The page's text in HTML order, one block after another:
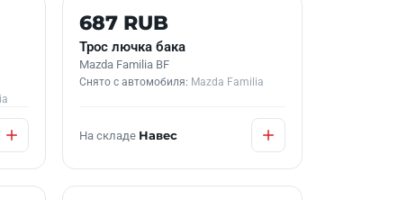
Б/У В НАЛИЧИИ
687 RUB
Трос лючка бака
Mazda Familia BF
Снято с автомобиля: Mazda Familia
На складе Навес